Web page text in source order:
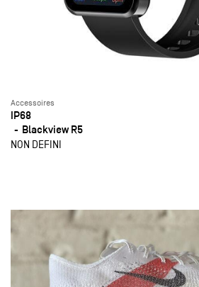
Accessoires
IP68
Blackview R5
NON DEFINI